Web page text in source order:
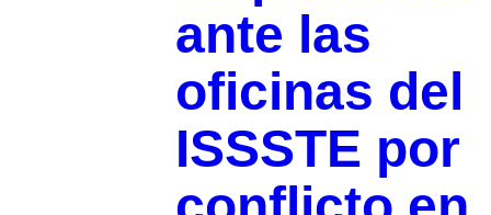
ante las
oficinas del
ISSSTE por